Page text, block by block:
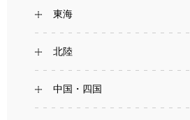
東海
北陸
中国・四国